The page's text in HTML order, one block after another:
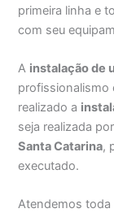
primeira linha e
com seu
A instalação de
profissionalismo
realizado a
seja realizada
Santa Catarina,
executado.
Atendemos